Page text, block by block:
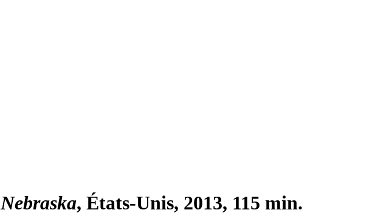
Nebraska, États-Unis, 2013, 115 min.